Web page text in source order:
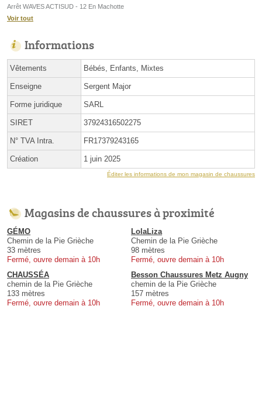
Arrêt WAVES ACTISUD - 12 En Machotte
Voir tout
Informations
Vêtements Bébés, Enfants, Mixtes
Enseigne Sergent Major
Forme juridique SARL
SIRET 37924316502275
N° TVA Intra. FR17379243165
Création 1 juin 2025
Éditer les informations de mon magasin de chaussures
Magasins de chaussures à proximité
GÉMO
Chemin de la Pie Grièche
33 mètres
Fermé, ouvre demain à 10h
LolaLiza
Chemin de la Pie Grièche
98 mètres
Fermé, ouvre demain à 10h
CHAUSSÉA
chemin de la Pie Grièche
133 mètres
Fermé, ouvre demain à 10h
Besson Chaussures Metz Augny
chemin de la Pie Grièche
157 mètres
Fermé, ouvre demain à 10h